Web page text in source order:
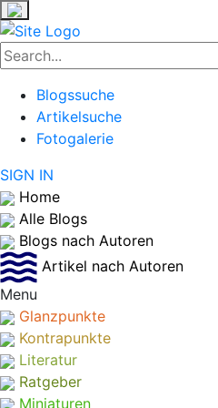
Blogssuche
Artikelsuche
Fotogalerie
SIGN IN
Home
Alle Blogs
Blogs nach Autoren
Artikel nach Autoren
Menu
Glanzpunkte
Kontrapunkte
Literatur
Ratgeber
Miniaturen